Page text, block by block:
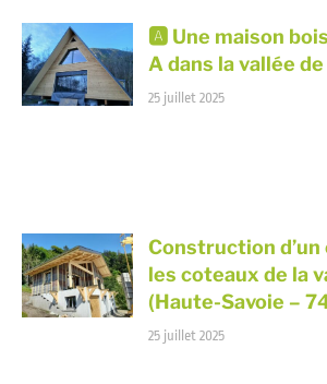
🅰️ Une maison
A dans la vallée de
25 juillet 2025
Construction
les coteaux de la
(Haute-Savoie –
25 juillet 2025